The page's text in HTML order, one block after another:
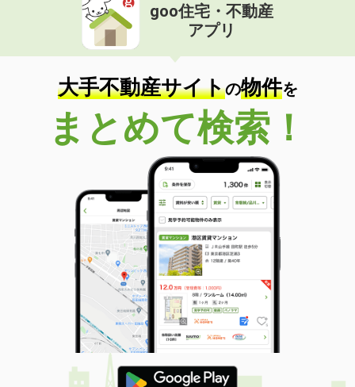
goo住宅・不動産
アプリ
大手不動産サイトの物件を
まとめて検索！